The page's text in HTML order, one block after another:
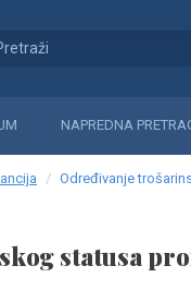
NAPREDNA
Određivanje
statusa